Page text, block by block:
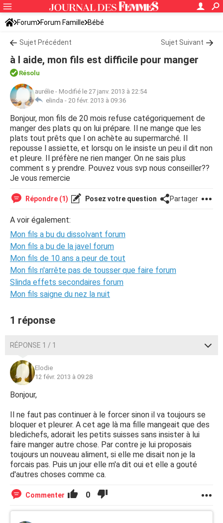
Forum Forum Famille Bébé
Sujet Précédent Sujet Suivant
à l aide, mon fils est difficile pour manger
Résolu
aurélie - Modifié le 27 janv. 2013 à 22:54
elinda - 20 févr. 2013 à 09:36
Bonjour, mon fils de 20 mois refuse catégoriquement de
manger des plats qu on lui prépare. Il ne mange que les
plats tout prêts que l on achète au supermarché. Il
repousse l assiette, et lorsqu on le insiste un peu il dit non
et pleure. Il préfère ne rien manger. On ne sais plus
comment s y prendre. Pouvez vous svp nous conseiller??
Je vous remercie
Répondre (1) Posez votre question Partager
A voir également:
Mon fils a bu du dissolvant forum
Mon fils a bu de la javel forum
Mon fils de 10 ans a peur de tout
Mon fils n'arrête pas de tousser que faire forum
Slinda effets secondaires forum
Mon fils saigne du nez la nuit
1 réponse
RÉPONSE 1 / 1
Elodie
12 févr. 2013 à 09:28
Bonjour,
Il ne faut pas continuer à le forcer sinon il va toujours se
bloquer et pleurer. A cet age là ma fille mangeait que des
bledichefs, adorait les petits suisses sans insister à lui
faire manger autre chose. Par contre je lui proposais
toujours un nouveau aliment, si elle me disait non je la
forcais pas. Puis un jour elle m'a dit oui et elle a gouté
d'autres choses comme ca.
Commenter 0